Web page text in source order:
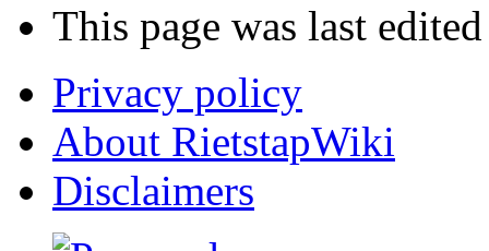
This page was last
Privacy policy
About RietstapWiki
Disclaimers